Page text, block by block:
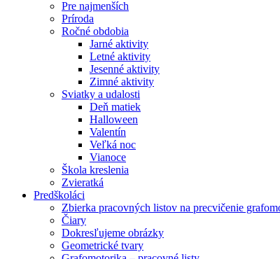
Pre najmenších
Príroda
Ročné obdobia
Jarné aktivity
Letné aktivity
Jesenné aktivity
Zimné aktivity
Sviatky a udalosti
Deň matiek
Halloween
Valentín
Veľká noc
Vianoce
Škola kreslenia
Zvieratká
Predškoláci
Zbierka pracovných listov na precvičenie
Čiary
Dokresľujeme obrázky
Geometrické tvary